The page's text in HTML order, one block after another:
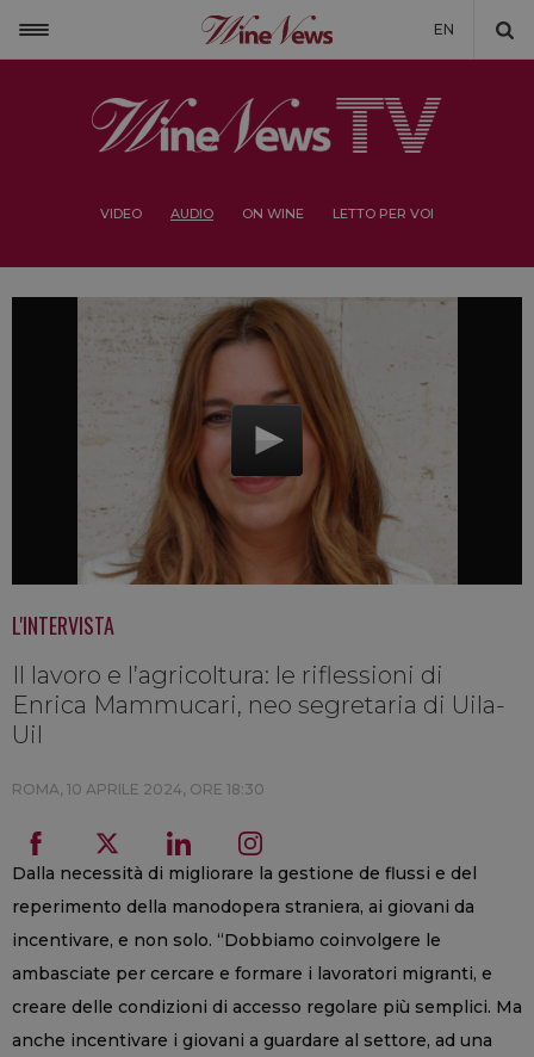
EN
VIDEO AUDIO ON WINE LETTO PER VOI
L'INTERVISTA
Il lavoro e l’agricoltura: le riflessioni di
Enrica Mammucari, neo segretaria di Uila-
Uil
ROMA, 10 APRILE 2024, ORE 18:30
Dalla necessità di migliorare la gestione de flussi e del
reperimento della manodopera straniera, ai giovani da
incentivare, e non solo. “Dobbiamo coinvolgere le
ambasciate per cercare e formare i lavoratori migranti, e
creare delle condizioni di accesso regolare più semplici. Ma
anche incentivare i giovani a guardare al settore, ad una